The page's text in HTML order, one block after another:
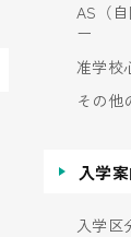
AS（
ー
准学校
その他
入学
入学区